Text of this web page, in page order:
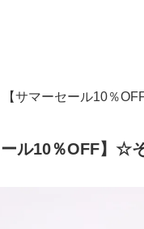
【サマーセール10％
ール10％OFF】